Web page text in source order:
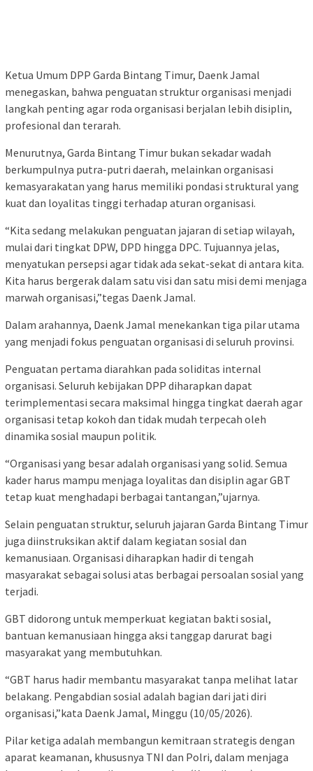
Ketua Umum DPP Garda Bintang Timur, Daenk Jamal
menegaskan, bahwa penguatan struktur organisasi menjadi
langkah penting agar roda organisasi berjalan lebih disiplin,
profesional dan terarah.
Menurutnya, Garda Bintang Timur bukan sekadar wadah
berkumpulnya putra-putri daerah, melainkan organisasi
kemasyarakatan yang harus memiliki pondasi struktural yang
kuat dan loyalitas tinggi terhadap aturan organisasi.
“Kita sedang melakukan penguatan jajaran di setiap wilayah,
mulai dari tingkat DPW, DPD hingga DPC. Tujuannya jelas,
menyatukan persepsi agar tidak ada sekat-sekat di antara kita.
Kita harus bergerak dalam satu visi dan satu misi demi menjaga
marwah organisasi,”tegas Daenk Jamal.
Dalam arahannya, Daenk Jamal menekankan tiga pilar utama
yang menjadi fokus penguatan organisasi di seluruh provinsi.
Penguatan pertama diarahkan pada soliditas internal
organisasi. Seluruh kebijakan DPP diharapkan dapat
terimplementasi secara maksimal hingga tingkat daerah agar
organisasi tetap kokoh dan tidak mudah terpecah oleh
dinamika sosial maupun politik.
“Organisasi yang besar adalah organisasi yang solid. Semua
kader harus mampu menjaga loyalitas dan disiplin agar GBT
tetap kuat menghadapi berbagai tantangan,”ujarnya.
Selain penguatan struktur, seluruh jajaran Garda Bintang Timur
juga diinstruksikan aktif dalam kegiatan sosial dan
kemanusiaan. Organisasi diharapkan hadir di tengah
masyarakat sebagai solusi atas berbagai persoalan sosial yang
terjadi.
GBT didorong untuk memperkuat kegiatan bakti sosial,
bantuan kemanusiaan hingga aksi tanggap darurat bagi
masyarakat yang membutuhkan.
“GBT harus hadir membantu masyarakat tanpa melihat latar
belakang. Pengabdian sosial adalah bagian dari jati diri
organisasi,”kata Daenk Jamal, Minggu (10/05/2026).
Pilar ketiga adalah membangun kemitraan strategis dengan
aparat keamanan, khususnya TNI dan Polri, dalam menjaga